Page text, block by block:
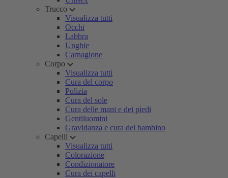
Trucco
Visualizza tutti
Occhi
Labbra
Unghie
Carnagione
Corpo
Visualizza tutti
Cura del corpo
Pulizia
Cura del sole
Cura delle mani e dei piedi
Gentiluomini
Gravidanza e cura del bambino
Capelli
Visualizza tutti
Colorazione
Condizionatore
Cura dei capelli